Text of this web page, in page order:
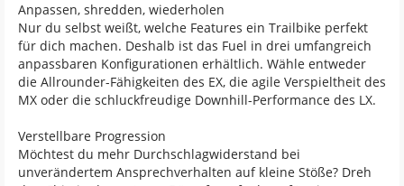
Anpassen, shredden, wiederholen
Nur du selbst weißt, welche Features ein Trailbike perfekt
für dich machen. Deshalb ist das Fuel in drei umfangreich
anpassbaren Konfigurationen erhältlich. Wähle entweder
die Allrounder-Fähigkeiten des EX, die agile Verspieltheit des
MX oder die schluckfreudige Downhill-Performance des LX.
Verstellbare Progression
Möchtest du mehr Durchschlagwiderstand bei
unverändertem Ansprechverhalten auf kleine Stöße? Dreh